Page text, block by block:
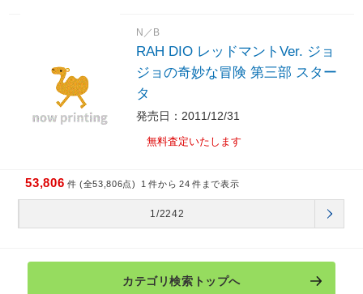
N／B
RAH DIO レッドマントVer. ジョ
ジョの奇妙な冒険 第三部 スター
タ
発売日：2011/12/31
無料査定いたします
53,806 件 (全53,806点) 1 件から 24 件まで表示
1/2242
カテゴリ検索トップへ